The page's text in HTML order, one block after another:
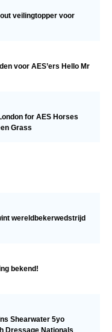
veilingtopper voor
voor AES’ers Hello Mr
for AES Horses
Grass
wereldbekerwedstrijd
bekend!
Shearwater 5yo